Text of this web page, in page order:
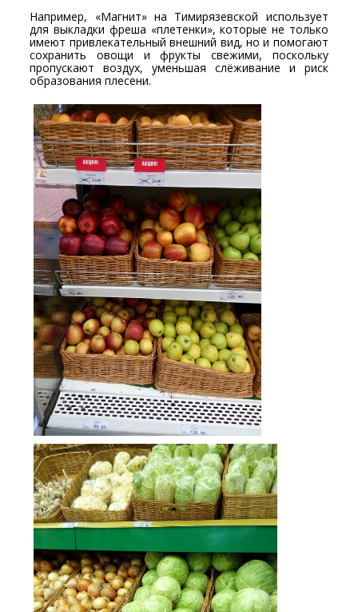
Например, «Магнит» на Тимирязевской использует
для выкладки фреша «плетенки», которые не только
имеют привлекательный внешний вид, но и помогают
сохранить овощи и фрукты свежими, поскольку
пропускают воздух, уменьшая слёживание и риск
образования плесени.